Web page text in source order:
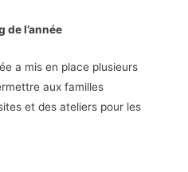
de l’année
a mis en place plusieurs
aux familles
et des ateliers pour les